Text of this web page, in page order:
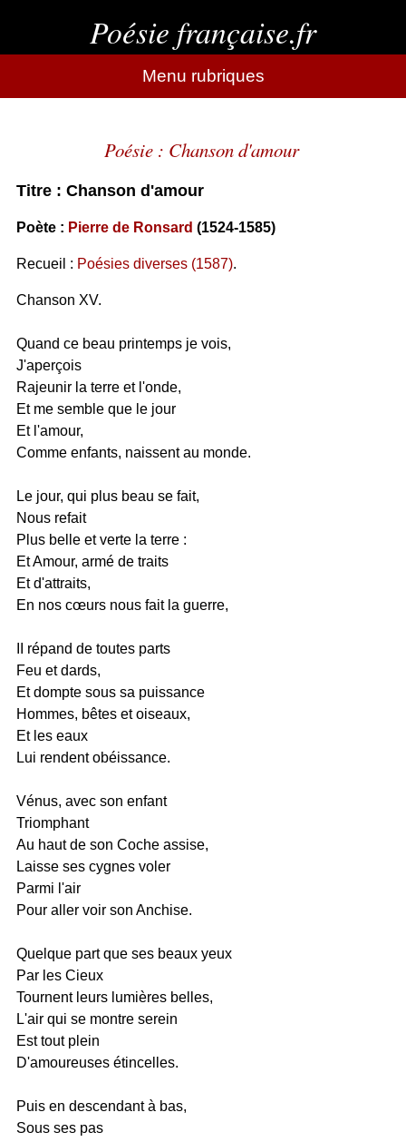
Poésie française.fr
Menu rubriques
Poésie : Chanson d'amour
Titre : Chanson d'amour
Poète : Pierre de Ronsard (1524-1585)
Recueil : Poésies diverses (1587).
Chanson XV.
Quand ce beau printemps je vois,
J'aperçois
Rajeunir la terre et l'onde,
Et me semble que le jour
Et l'amour,
Comme enfants, naissent au monde.
Le jour, qui plus beau se fait,
Nous refait
Plus belle et verte la terre :
Et Amour, armé de traits
Et d'attraits,
En nos cœurs nous fait la guerre,
II répand de toutes parts
Feu et dards,
Et dompte sous sa puissance
Hommes, bêtes et oiseaux,
Et les eaux
Lui rendent obéissance.
Vénus, avec son enfant
Triomphant
Au haut de son Coche assise,
Laisse ses cygnes voler
Parmi l'air
Pour aller voir son Anchise.
Quelque part que ses beaux yeux
Par les Cieux
Tournent leurs lumières belles,
L'air qui se montre serein
Est tout plein
D'amoureuses étincelles.
Puis en descendant à bas,
Sous ses pas